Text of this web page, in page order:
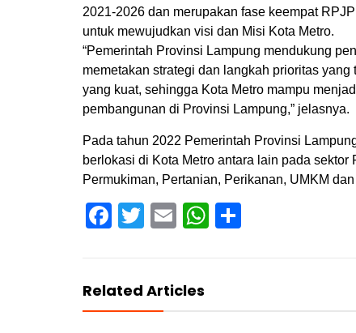
2021-2026 dan merupakan fase keempat
untuk mewujudkan visi dan Misi Kota Metro.
“Pemerintah Provinsi Lampung mendukung
memetakan strategi dan langkah prioritas
yang kuat, sehingga Kota Metro mampu
pembangunan di Provinsi Lampung,” jelasnya.
Pada tahun 2022 Pemerintah Provinsi
berlokasi di Kota Metro antara lain pada
Permukiman, Pertanian, Perikanan, UMKM
Facebook
Twitter
EmailWhatsApp
Related Articles